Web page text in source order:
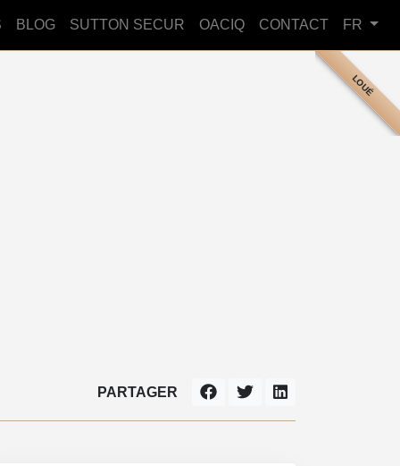
BLOG SUTTON SECUR OACIQ CONTACT FR
LOUÉ
PARTAGER